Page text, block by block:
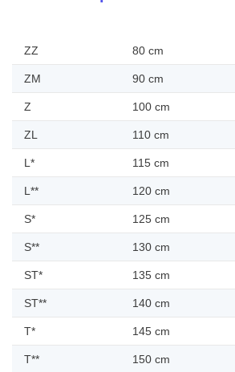
ZZ 80 cm
ZM 90 cm
Z 100 cm
ZL 110 cm
L* 115 cm
L** 120 cm
S* 125 cm
S** 130 cm
ST* 135 cm
ST** 140 cm
T* 145 cm
T** 150 cm